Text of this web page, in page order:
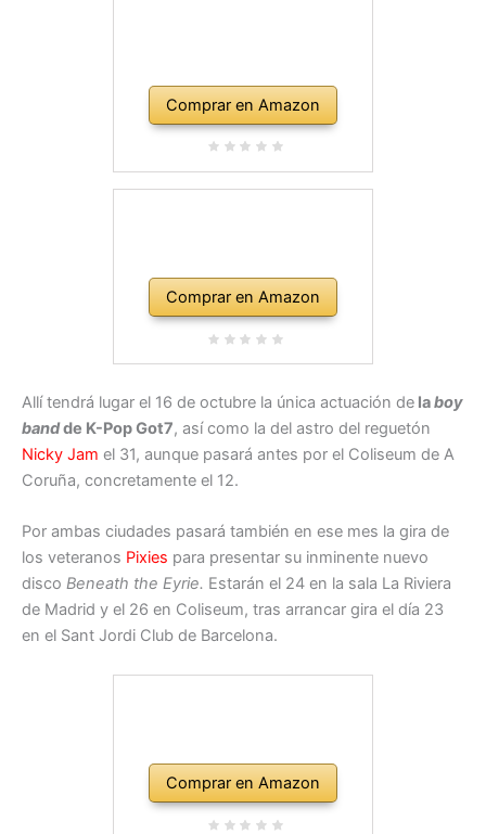
Comprar en Amazon
Comprar en Amazon
Allí tendrá lugar el 16 de octubre la única actuación de laboy
bandde K-Pop Got7, así como la del astro del reguetón
Nicky Jam el 31, aunque pasará antes por el Coliseum de A
Coruña, concretamente el 12.
Por ambas ciudades pasará también en ese mes la gira de
los veteranos Pixies para presentar su inminente nuevo
disco Beneath the Eyrie. Estarán el 24 en la sala La Riviera
de Madrid y el 26 en Coliseum, tras arrancar gira el día 23
en el Sant Jordi Club de Barcelona.
Comprar en Amazon